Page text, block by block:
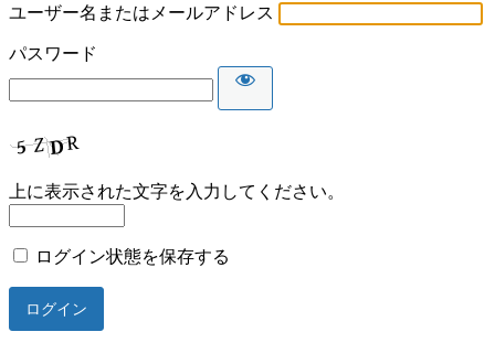
ユーザー名またはメールアドレス
パスワード
上に表示された文字を入力してください。
ログイン状態を保存する